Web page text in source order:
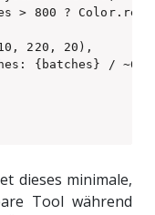
800 ? Color.red :
20),
/ ~650
dieses minimale,
Tool während